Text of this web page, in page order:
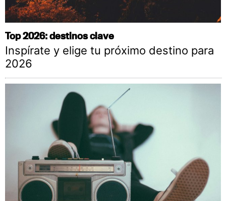
Top 2026: destinos clave
Inspírate y elige tu próximo destino para
2026